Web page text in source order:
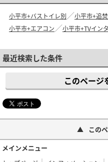
小平市+バストイレ別 小平市+追
小平市+エアコン
小平市+TVイン
最近検索した条件
このページ
この
メインメニュー